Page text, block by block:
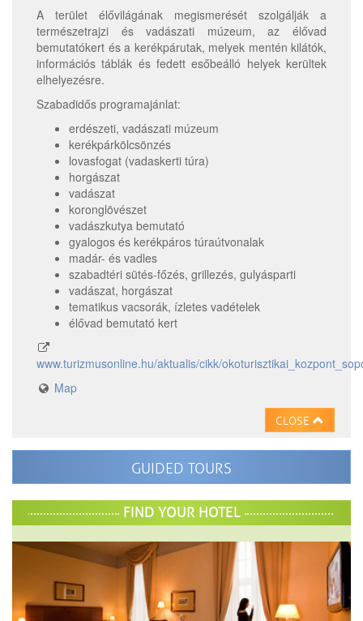
A terület élővilágának megismerését szolgálják a
természetrajzi és vadászati múzeum, az élővad
bemutatókert és a kerékpárutak, melyek mentén kilátók,
információs táblák és fedett esőbeálló helyek kerültek
elhelyezésre.
Szabadidős programajánlat:
erdészeti, vadászati múzeum
kerékpárkölcsönzés
lovasfogat (vadaskerti túra)
horgászat
vadászat
koronglövészet
vadászkutya bemutató
gyalogos és kerékpáros túraútvonalak
madár- és vadles
szabadtéri sütés-főzés, grillezés, gulyásparti
vadászat, horgászat
tematikus vacsorák, ízletes vadételek
élővad bemutató kert
www.turizmusonline.hu/aktualis/cikk/
Map
CLOSE
GUIDED TOURS
FIND YOUR HOTEL